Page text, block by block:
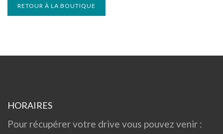
RETOUR À LA BOUTIQUE
HORAIRES
Pour récupérer votre drive vous pouvez venir :